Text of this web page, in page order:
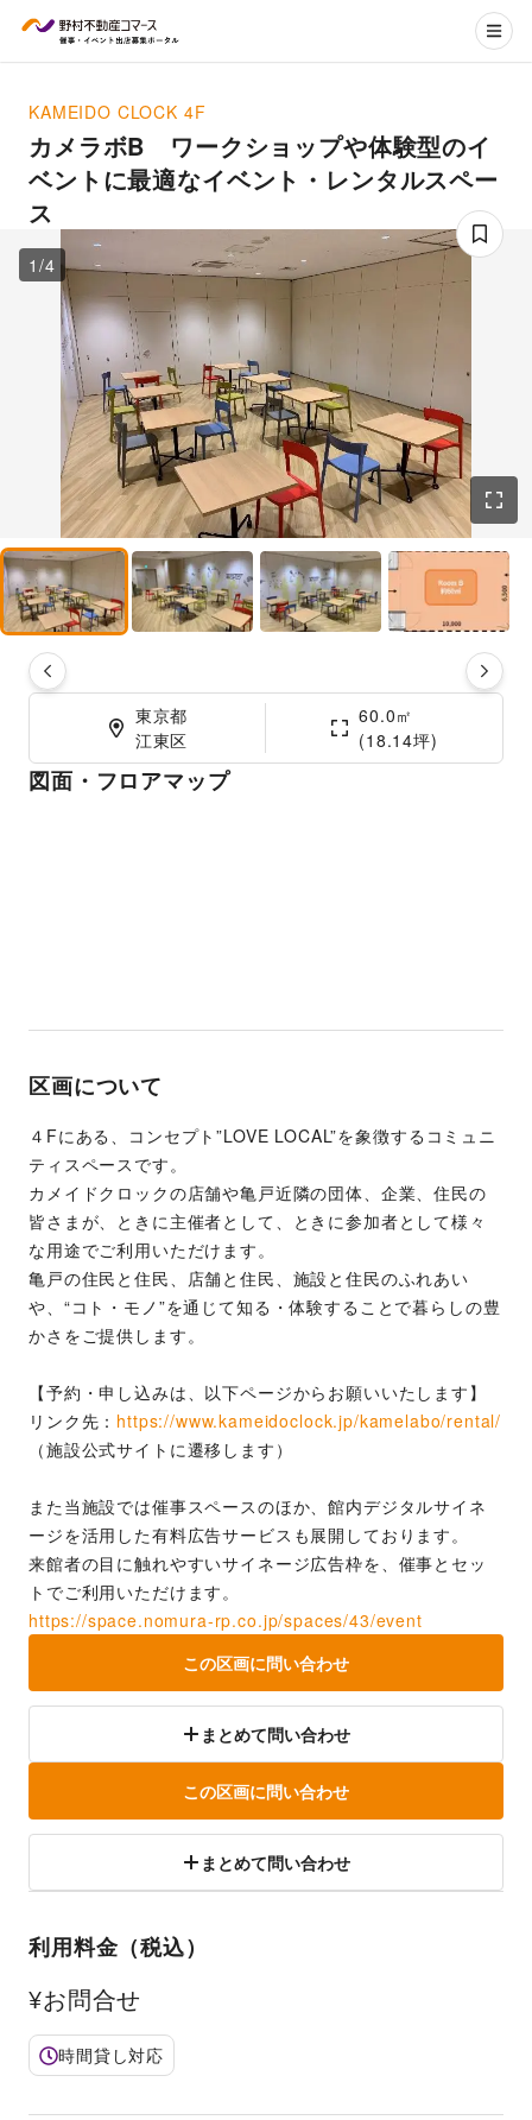
KAMEIDO CLOCK 4F
カメラボB ワークショップや体験型のイ
ベントに最適なイベント・レンタルスペー
ス
1 /4
東京都
江東区
60.0㎡
(18.14坪)
図面・フロアマップ
区画について
４Fにある、コンセプト”LOVE LOCAL”を象徴するコミュニ
ティスペースです。
カメイドクロックの店舗や亀戸近隣の団体、企業、住民の
皆さまが、ときに主催者として、ときに参加者として様々
な用途でご利用いただけます。
亀戸の住民と住民、店舗と住民、施設と住民のふれあい
や、“コト・モノ”を通じて知る・体験することで暮らしの豊
かさをご提供します。
【予約・申し込みは、以下ページからお願いいたします】
リンク先： https://www.kameidoclock.jp/kamelabo/rental/
（施設公式サイトに遷移します）
また当施設では催事スペースのほか、館内デジタルサイネ
ージを活用した有料広告サービスも展開しております。
来館者の目に触れやすいサイネージ広告枠を、催事とセッ
トでご利用いただけます。
https://space.nomura-rp.co.jp/spaces/43/event
この区画に問い合わせ
まとめて問い合わせ
この区画に問い合わせ
まとめて問い合わせ
利用料金（税込）
¥お問合せ
時間貸し対応